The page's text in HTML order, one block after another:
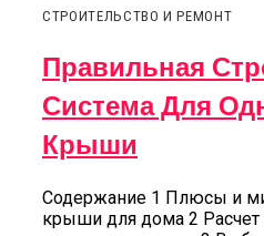
СТРОИТЕЛЬСТВО И РЕМОНТ
Правильная
Система Для
Крыши
Содержание 1 Плюсы и
крыши для дома 2 Расчет